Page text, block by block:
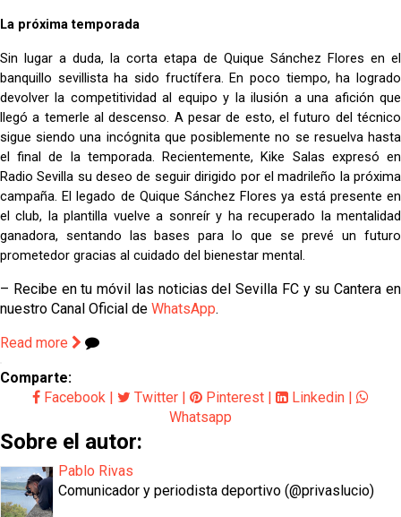
La próxima temporada
Sin lugar a duda, la corta etapa de Quique Sánchez Flores en el
banquillo sevillista ha sido fructífera. En poco tiempo, ha logrado
devolver la competitividad al equipo y la ilusión a una afición que
llegó a temerle al descenso. A pesar de esto, el futuro del técnico
sigue siendo una incógnita que posiblemente no se resuelva hasta
el final de la temporada. Recientemente, Kike Salas expresó en
Radio Sevilla su deseo de seguir dirigido por el madrileño la próxima
campaña. El legado de Quique Sánchez Flores ya está presente en
el club, la plantilla vuelve a sonreír y ha recuperado la mentalidad
ganadora, sentando las bases para lo que se prevé un futuro
prometedor gracias al cuidado del bienestar mental.
– Recibe en tu móvil las noticias del Sevilla FC y su Cantera en
nuestro Canal Oficial de WhatsApp.
Read more
Comparte:
Facebook
Twitter Pinterest Linkedin
Whatsapp
Sobre el autor:
Pablo Rivas
Comunicador y periodista deportivo (@privaslucio)